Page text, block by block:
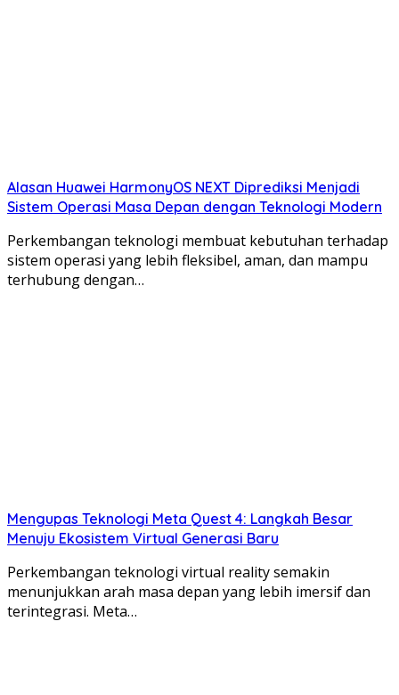
Alasan Huawei HarmonyOS NEXT Diprediksi Menjadi
Sistem Operasi Masa Depan dengan Teknologi Modern
Perkembangan teknologi membuat kebutuhan terhadap
sistem operasi yang lebih fleksibel, aman, dan mampu
terhubung dengan…
Mengupas Teknologi Meta Quest 4: Langkah Besar
Menuju Ekosistem Virtual Generasi Baru
Perkembangan teknologi virtual reality semakin
menunjukkan arah masa depan yang lebih imersif dan
terintegrasi. Meta…